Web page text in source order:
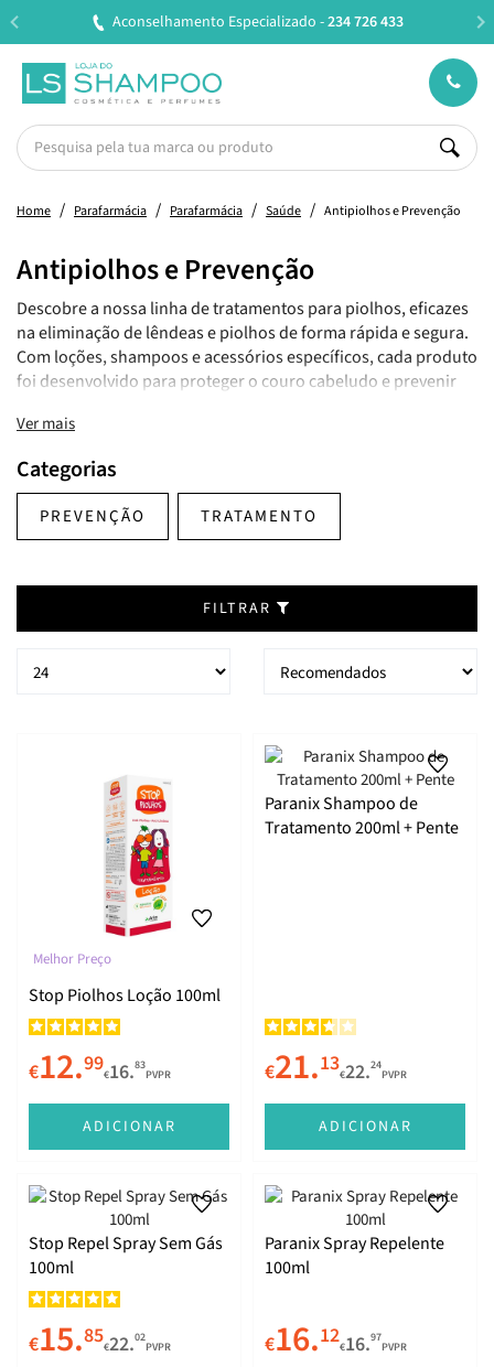
Aconselhamento Especializado -234 726 433
Home Parafarmácia Parafarmácia Saúde Antipiolhos e Prevenção
Antipiolhos e Prevenção
Descobre a nossa linha de tratamentos para piolhos, eficazes
na eliminação de lêndeas e piolhos de forma rápida e segura.
Com loções, shampoos e acessórios específicos, cada produto
foi desenvolvido para proteger o couro cabeludo e prevenir
toda a família!
Ver mais
Categorias
PREVENÇÃO TRATAMENTO
FILTRAR
Melhor Preço
Stop Piolhos Loção 100ml
€12.99€16.83
PVPR
ADICIONAR
Paranix Shampoo de
Tratamento 200ml + Pente
€21.13€22.24
PVPR
ADICIONAR
Stop Repel Spray Sem Gás
100ml
€15.85€22.02
PVPR
Paranix Spray Repelente
100ml
€16.12€16.97
PVPR